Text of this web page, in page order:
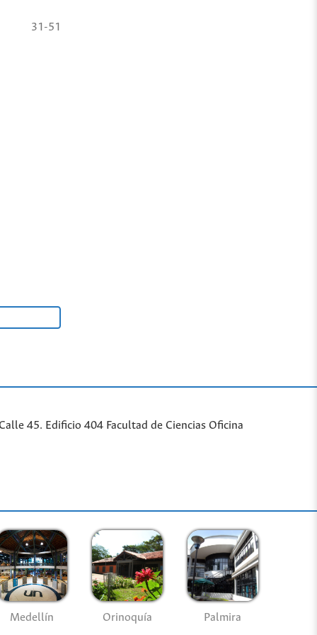
31-51
45. Edificio 404 Facultad de Ciencias Oficina
Medellín Orinoquía Palmira